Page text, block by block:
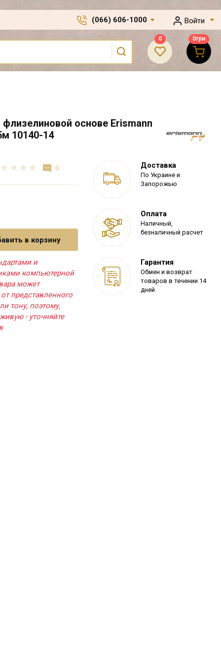
(066) 606-1000 Войти
0 0грн
основе Erismann
10140-14
0
в корзину
и
компьютерной
может
представленного
тону, поэтому,
- уточняйте
Доставка
По Украине и
Запорожью
Оплата
Наличный,
безналичный расчет
Гарантия
Обмен и возврат
товаров в течении 14
дней